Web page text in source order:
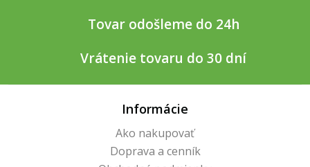
Tovar odošleme do 24h
Vrátenie tovaru do 30 dní
Informácie
Ako nakupovať
Doprava a cenník